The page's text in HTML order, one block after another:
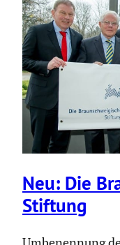
Neu: Die
Stiftung